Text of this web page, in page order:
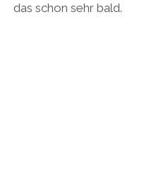
das schon sehr bald.